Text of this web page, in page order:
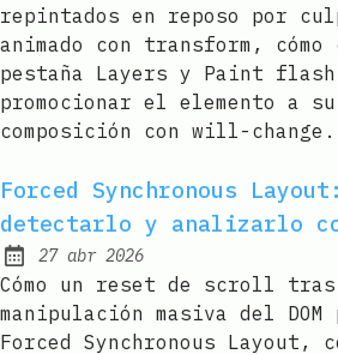
repintados en reposo por
animado con transform,
pestaña Layers y Paint
promocionar el elemento a
composición con will-change.
Forced Synchronous
detectarlo y analizarlo
Published:
27 abr 2026
Cómo un reset de scroll tras
manipulación masiva del DOM
Forced Synchronous Layout,